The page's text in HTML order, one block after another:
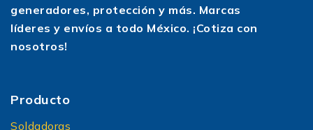
generadores, protección y más. Marcas
líderes y envíos a todo México. ¡Cotiza con
nosotros!
Producto
Soldadoras